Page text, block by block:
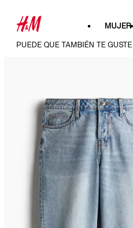
MUJER
PUEDE QUE TAMBIÉN TE GUSTE